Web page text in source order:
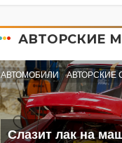
АВТОРСКИЕ
АВТОМОБИЛИ АВТОРСКИЕ
Слазит лак на